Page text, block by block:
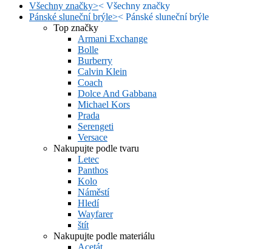
Všechny značky>< Všechny značky
Pánské sluneční brýle>< Pánské sluneční brýle
Top značky
Armani Exchange
Bolle
Burberry
Calvin Klein
Coach
Dolce And Gabbana
Michael Kors
Prada
Serengeti
Versace
Nakupujte podle tvaru
Letec
Panthos
Kolo
Náměstí
Hledí
Wayfarer
štít
Nakupujte podle materiálu
Acetát